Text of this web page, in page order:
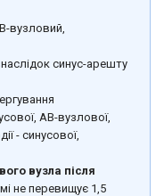
вузловий,
синус-арешту
АВ-вузлової,
- синусової,
вузла після
не перевищує 1,5